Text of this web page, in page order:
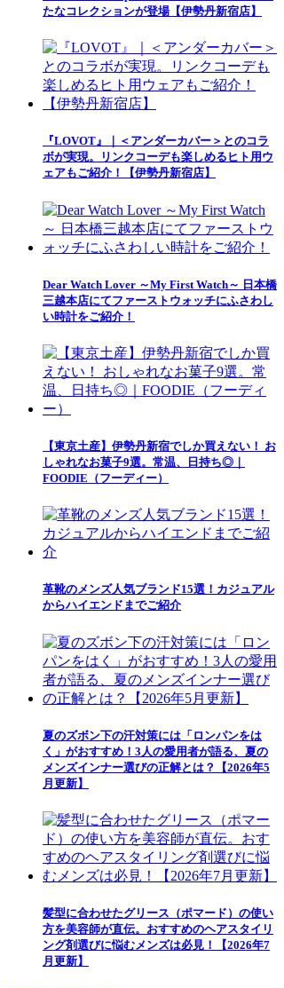
たなコレクションが登場【伊勢丹新宿店】
『LOVOT』｜＜アンダーカバー＞とのコラ
ボが実現。リンクコーデも楽しめるヒト用ウ
ェアもご紹介！【伊勢丹新宿店】
Dear Watch Lover ～My First Watch～ 日本橋
三越本店にてファーストウォッチにふさわし
い時計をご紹介！
【東京土産】伊勢丹新宿でしか買えない！ お
しゃれなお菓子9選。常温、日持ち◎｜
FOODIE（フーディー）
革靴のメンズ人気ブランド15選！カジュアル
からハイエンドまでご紹介
夏のズボン下の汗対策には「ロンパンをは
く」がおすすめ！3人の愛用者が語る、夏の
メンズインナー選びの正解とは？【2026年5
月更新】
髪型に合わせたグリース（ポマード）の使い
方を美容師が直伝。おすすめのヘアスタイリ
ング剤選びに悩むメンズは必見！【2026年7
月更新】